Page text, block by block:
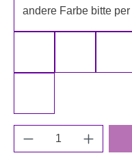
andere Farbe bitte
Produkt Anzahl: